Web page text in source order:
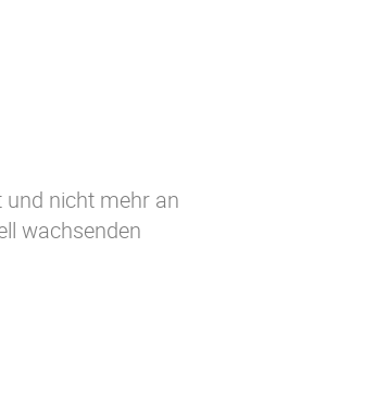
nicht mehr an
wachsenden